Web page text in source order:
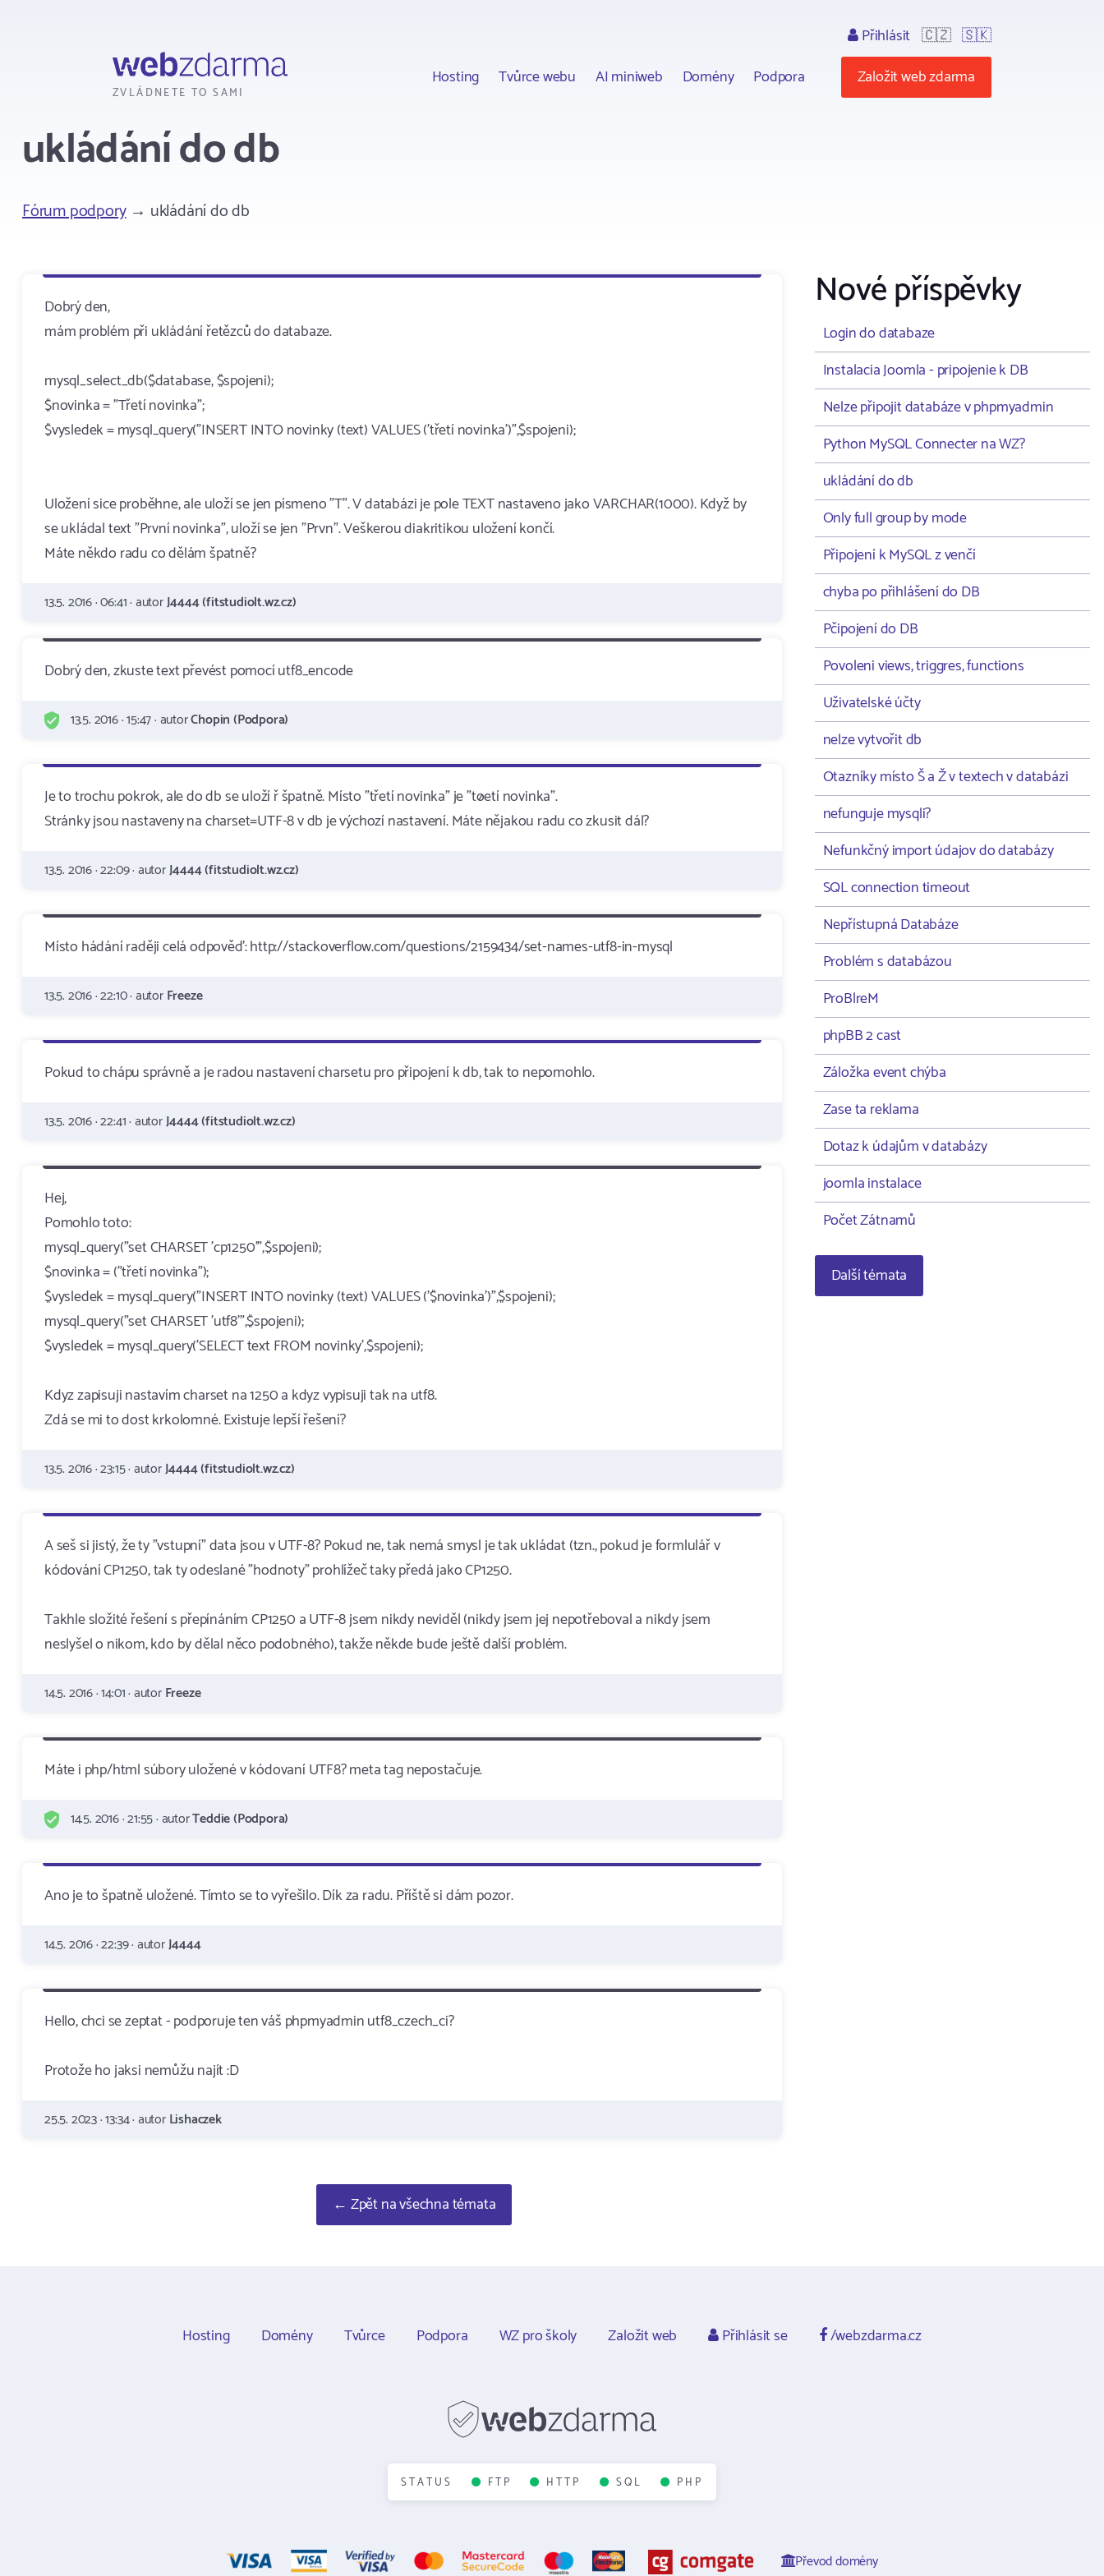
ZVLÁDNETE TO SAMI
Hosting Tvůrce webu AI miniweb Domény Podpora
Přihlásit 🇨🇿 🇸🇰
Založit web zdarma
ukládání do db
Fórum podpory→ ukládání do db
Dobrý den,
mám problém při ukládání řetězců do databaze.
mysql_select_db($database, $spojeni);
$novinka = "Třetí novinka";
$vysledek = mysql_query("INSERT INTO novinky (text) VALUES ('třetí novinka')",$spojeni);
Uložení sice proběhne, ale uloží se jen písmeno "T". V databázi je pole TEXT nastaveno jako VARCHAR(1000). Když by
se ukládal text "První novinka", uloží se jen "Prvn". Veškerou diakritikou uložení končí.
Máte někdo radu co dělám špatně?
13.5. 2016 · 06:41 · autorJ4444 (fitstudiolt.wz.cz)
Dobrý den, zkuste text převést pomocí utf8_encode
13.5. 2016 · 15:47 · autorChopin (Podpora)
Je to trochu pokrok, ale do db se uloží ř špatně. Místo "třetí novinka" je "tøetí novinka".
Stránky jsou nastaveny na charset=UTF-8 v db je výchozí nastavení. Máte nějakou radu co zkusit dál?
13.5. 2016 · 22:09 · autorJ4444 (fitstudiolt.wz.cz)
Místo hádání raději celá odpověď: http://stackoverflow.com/questions/2159434/set-names-utf8-in-mysql
13.5. 2016 · 22:10 · autorFreeze
Pokud to chápu správně a je radou nastavení charsetu pro připojení k db, tak to nepomohlo.
13.5. 2016 · 22:41 · autorJ4444 (fitstudiolt.wz.cz)
Hej,
Pomohlo toto:
mysql_query("set CHARSET 'cp1250'",$spojeni);
$novinka = ("třetí novinka");
$vysledek = mysql_query("INSERT INTO novinky (text) VALUES ('$novinka')",$spojeni);
mysql_query("set CHARSET 'utf8'",$spojeni);
$vysledek = mysql_query('SELECT text FROM novinky',$spojeni);
Kdyz zapisuji nastavím charset na 1250 a kdyz vypisuji tak na utf8.
Zdá se mi to dost krkolomné. Existuje lepší řešení?
13.5. 2016 · 23:15 · autorJ4444 (fitstudiolt.wz.cz)
A seš si jistý, že ty "vstupní" data jsou v UTF-8? Pokud ne, tak nemá smysl je tak ukládat (tzn., pokud je formlulář v
kódování CP1250, tak ty odeslané "hodnoty" prohlížeč taky předá jako CP1250.
Takhle složité řešení s přepínáním CP1250 a UTF-8 jsem nikdy neviděl (nikdy jsem jej nepotřeboval a nikdy jsem
neslyšel o nikom, kdo by dělal něco podobného), takže někde bude ještě další problém.
14.5. 2016 · 14:01 · autorFreeze
Máte i php/html súbory uložené v kódovaní UTF8? meta tag nepostačuje.
14.5. 2016 · 21:55 · autorTeddie (Podpora)
Ano je to špatně uložené. Tímto se to vyřešilo. Dík za radu. Příště si dám pozor.
14.5. 2016 · 22:39 · autorJ4444
Hello, chci se zeptat - podporuje ten váš phpmyadmin utf8_czech_ci?
Protože ho jaksi nemůžu najít :D
25.5. 2023 · 13:34 · autorLishaczek
← Zpět na všechna témata
Nové příspěvky
Login do databaze
Instalacia Joomla - pripojenie k DB
Nelze připojit databáze v phpmyadmin
Python MySQL Connecter na WZ?
ukládání do db
Only full group by mode
Připojení k MySQL z venčí
chyba po přihlášení do DB
Pčipojení do DB
Povoleni views, triggres, functions
Uživatelské účty
nelze vytvořit db
Otazníky místo Š a Ž v textech v databázi
nefunguje mysqli?
Nefunkčný import údajov do databázy
SQL connection timeout
Nepřístupná Databáze
Problém s databázou
ProBlreM
phpBB 2 cast
Záložka event chýba
Zase ta reklama
Dotaz k údajům v databázy
joomla instalace
Počet Zátnamů
Další témata
Hosting Domény Tvůrce Podpora WZ pro školy Založit web Přihlásit se /webzdarma.cz
STATUS FTP HTTP SQL PHP
Převod domény